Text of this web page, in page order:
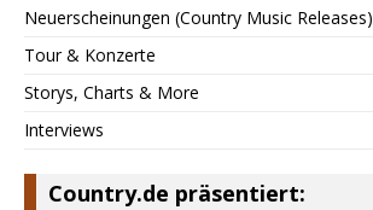
Neuerscheinungen (Country Music Releases)
Tour & Konzerte
Storys, Charts & More
Interviews
Country.de präsentiert: